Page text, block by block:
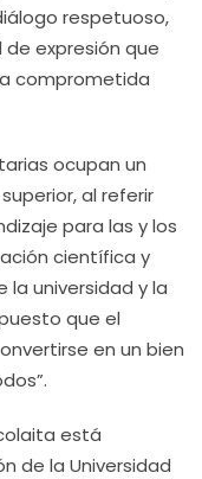
respetuoso,
expresión que
comprometida
ocupan un
al referir
para las y los
científica y
la universidad y la
que el
en un bien
está
de la Universidad